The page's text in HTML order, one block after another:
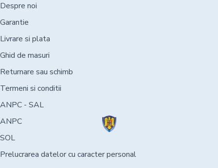
Despre noi
Garantie
Livrare si plata
Ghid de masuri
Returnare sau schimb
Termeni si conditii
ANPC - SAL
ANPC
SOL
Prelucrarea datelor cu caracter personal